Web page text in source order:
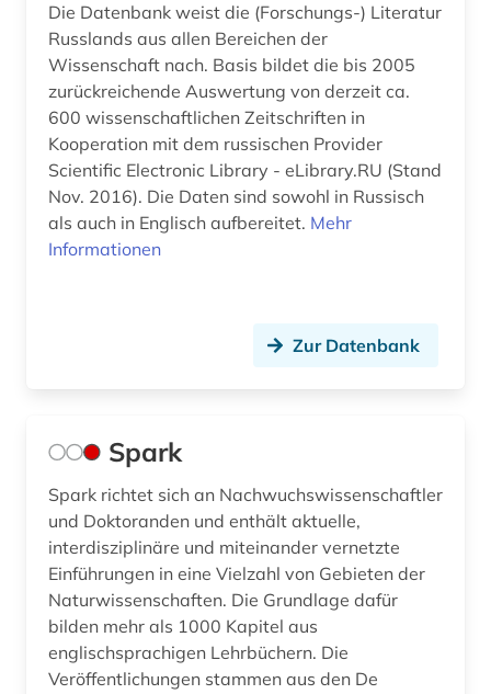
Die Datenbank weist die (Forschungs-) Literatur
Russlands aus allen Bereichen der
Wissenschaft nach. Basis bildet die bis 2005
zurückreichende Auswertung von derzeit ca.
600 wissenschaftlichen Zeitschriften in
Kooperation mit dem russischen Provider
Scientific Electronic Library - eLibrary.RU (Stand
Nov. 2016). Die Daten sind sowohl in Russisch
als auch in Englisch aufbereitet. Mehr
Informationen
Zur Datenbank
Spark
Spark richtet sich an Nachwuchswissenschaftler
und Doktoranden und enthält aktuelle,
interdisziplinäre und miteinander vernetzte
Einführungen in eine Vielzahl von Gebieten der
Naturwissenschaften. Die Grundlage dafür
bilden mehr als 1000 Kapitel aus
englischsprachigen Lehrbüchern. Die
Veröffentlichungen stammen aus den De